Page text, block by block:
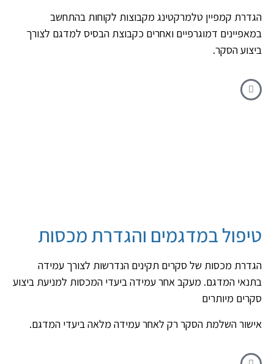
הגדרת קמפיין טלמרקטינג מקבוצות לקוחות בהתחשב
במאפיינים דמוגרפיים ואחרים כקבוצת הבסיס למדגם לצורך
ביצוע הסקר.
טיפול במדגמים והגדרת מכסות
הגדרת מכסות של סקרים תקינים הנדרשות לצורך עמידה
בתנאי המדגם. מעקב אחר עמידה ביעדי המכסות למניעת ביצוע
סקרים מיותרים
אישור השלמת הסקר רק לאחר עמידה מלאה ביעדי המדגם.